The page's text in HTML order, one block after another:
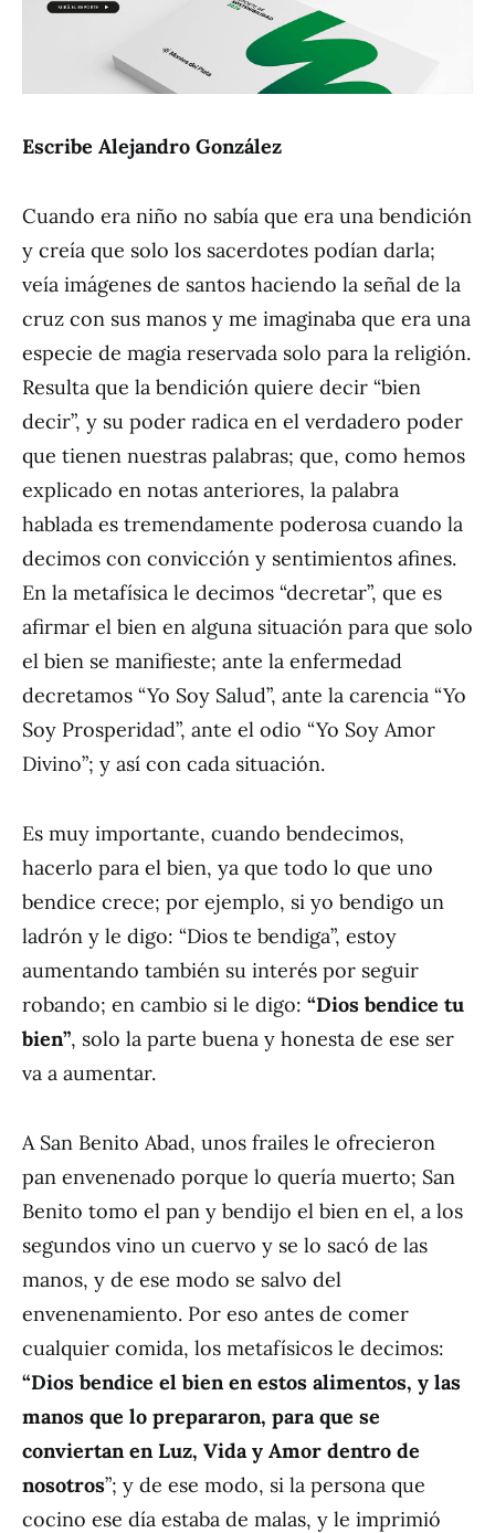
Escribe Alejandro González
Cuando era niño no sabía que era una bendición
y creía que solo los sacerdotes podían darla;
veía imágenes de santos haciendo la señal de la
cruz con sus manos y me imaginaba que era una
especie de magia reservada solo para la religión.
Resulta que la bendición quiere decir “bien
decir”, y su poder radica en el verdadero poder
que tienen nuestras palabras; que, como hemos
explicado en notas anteriores, la palabra
hablada es tremendamente poderosa cuando la
decimos con convicción y sentimientos afines.
En la metafísica le decimos “decretar”, que es
afirmar el bien en alguna situación para que solo
el bien se manifieste; ante la enfermedad
decretamos “Yo Soy Salud”, ante la carencia “Yo
Soy Prosperidad”, ante el odio “Yo Soy Amor
Divino”; y así con cada situación.
Es muy importante, cuando bendecimos,
hacerlo para el bien, ya que todo lo que uno
bendice crece; por ejemplo, si yo bendigo un
ladrón y le digo: “Dios te bendiga”, estoy
aumentando también su interés por seguir
robando; en cambio si le digo: “Dios bendice tu
bien”, solo la parte buena y honesta de ese ser
va a aumentar.
A San Benito Abad, unos frailes le ofrecieron
pan envenenado porque lo quería muerto; San
Benito tomo el pan y bendijo el bien en el, a los
segundos vino un cuervo y se lo sacó de las
manos, y de ese modo se salvo del
envenenamiento. Por eso antes de comer
cualquier comida, los metafísicos le decimos:
“Dios bendice el bien en estos alimentos, y las
manos que lo prepararon, para que se
conviertan en Luz, Vida y Amor dentro de
nosotros”; y de ese modo, si la persona que
cocino ese día estaba de malas, y le imprimió